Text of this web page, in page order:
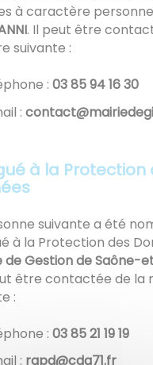
à caractère
. Il peut être
suivante :
: 03 61 49 58 30
:
à la Protection
suivante a été
à la Protection des
de Gestion de Saône-
être contactée de la
:
: 91 91 12 58 30
: rf.17gdc@dpgr